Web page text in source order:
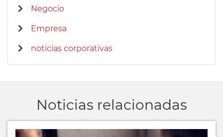
Negocio
Empresa
noticias corporativas
Noticias relacionadas